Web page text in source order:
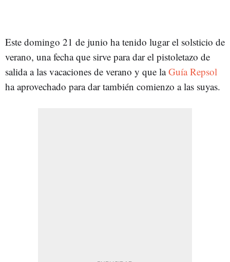
Este domingo 21 de junio ha tenido lugar el solsticio de
verano, una fecha que sirve para dar el pistoletazo de
salida a las vacaciones de verano y que laGuía Repsol
ha aprovechado para dar también comienzo a las suyas.